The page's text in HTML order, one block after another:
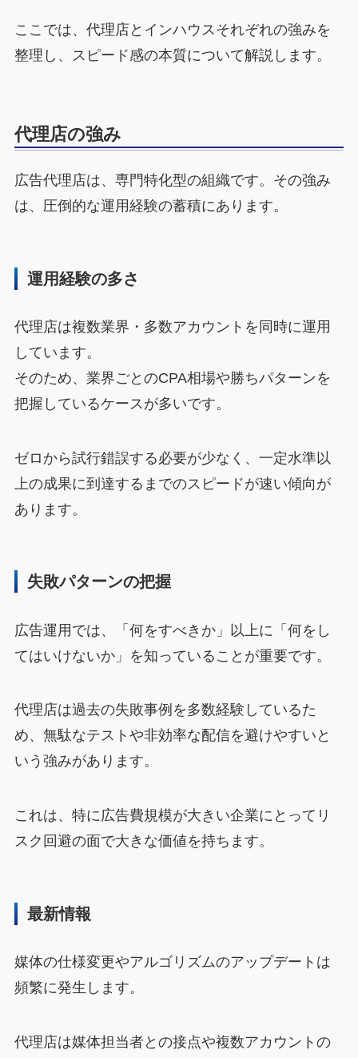
ここでは、代理店とインハウスそれぞれの強みを
整理し、スピード感の本質について解説します。
代理店の強み
広告代理店は、専門特化型の組織です。その強み
は、圧倒的な運用経験の蓄積にあります。
運用経験の多さ
代理店は複数業界・多数アカウントを同時に運用
しています。
そのため、業界ごとのCPA相場や勝ちパターンを
把握しているケースが多いです。
ゼロから試行錯誤する必要が少なく、一定水準以
上の成果に到達するまでのスピードが速い傾向が
あります。
失敗パターンの把握
広告運用では、「何をすべきか」以上に「何をし
てはいけないか」を知っていることが重要です。
代理店は過去の失敗事例を多数経験しているた
め、無駄なテストや非効率な配信を避けやすいと
いう強みがあります。
これは、特に広告費規模が大きい企業にとってリ
スク回避の面で大きな価値を持ちます。
最新情報
媒体の仕様変更やアルゴリズムのアップデートは
頻繁に発生します。
代理店は媒体担当者との接点や複数アカウントの